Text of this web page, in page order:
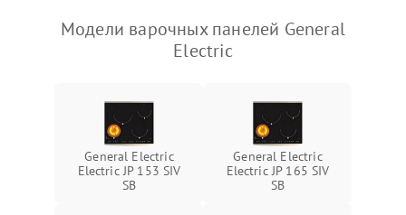
Модели варочных панелей General
Electric
General Electric
Electric JP 153 SIV
SB
General Electric
Electric JP 165 SIV
SB